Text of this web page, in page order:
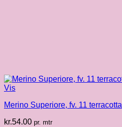
Vis
Merino Superiore, fv. 11 terracotta
kr.54.00 pr. mtr